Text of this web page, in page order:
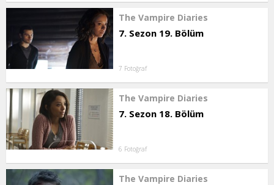
The Vampire Diaries
7. Sezon 19. Bölüm
7 Fotoğraf
The Vampire Diaries
7. Sezon 18. Bölüm
6 Fotoğraf
The Vampire Diaries